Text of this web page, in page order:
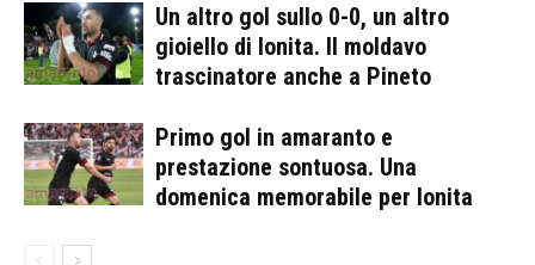
Un altro gol sullo 0-0, un altro
gioiello di Ionita. Il moldavo
trascinatore anche a Pineto
Primo gol in amaranto e
prestazione sontuosa. Una
domenica memorabile per Ionita